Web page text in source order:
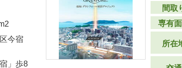
2
今宿
」歩8
間取
専有
所在